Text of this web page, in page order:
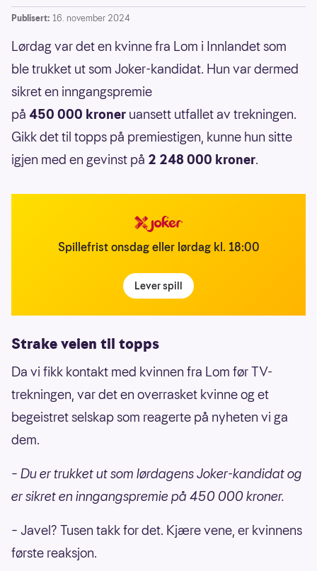
Publisert: 16. november 2024
Lørdag var det en kvinne fra Lom i Innlandet som
ble trukket ut som Joker-kandidat. Hun var dermed
sikret en inngangspremie
på 450 000 kroner uansett utfallet av trekningen.
Gikk det til topps på premiestigen, kunne hun sitte
igjen med en gevinst på 2 248 000 kroner.
Spillefrist onsdag eller lørdag kl. 18:00
Lever spill
Strake veien til topps
Da vi fikk kontakt med kvinnen fra Lom før TV-
trekningen, var det en overrasket kvinne og et
begeistret selskap som reagerte på nyheten vi ga
dem.
– Du er trukket ut som lørdagens Joker-kandidat og
er sikret en inngangspremie på 450 000 kroner.
– Javel? Tusen takk for det. Kjære vene, er kvinnens
første reaksjon.